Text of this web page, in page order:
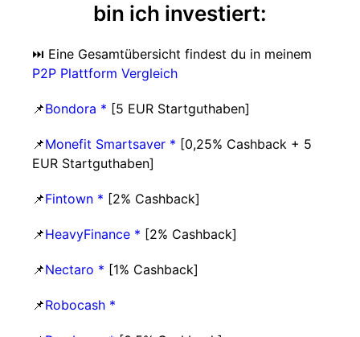
bin ich investiert:
⏭️ Eine Gesamtübersicht findest du in meinem
P2P Plattform Vergleich
📌Bondora * [5 EUR Startguthaben]
📌Monefit Smartsaver * [0,25% Cashback + 5
EUR Startguthaben]
📌Fintown * [2% Cashback]
📌HeavyFinance * [2% Cashback]
📌Nectaro * [1% Cashback]
📌Robocash *